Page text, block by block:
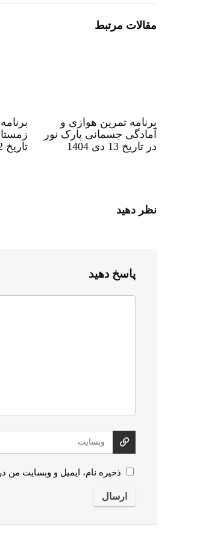
مقالات مرتبط
برنامه تمرین هوازی و
آمادگی جسمانی پارک نور
در تاریخ 13 دی 1404
تاریخ 12 دی 1404
نظر دهید
پاسخ دهید
ذخیره نام، ایمیل و وبسایت من